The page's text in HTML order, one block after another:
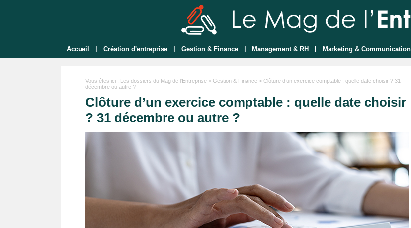
Accueil Création d'entreprise Gestion & Finance Management & RH Marketing & Communication
Vous êtes ici : Les dossiers du Mag de l'Entreprise > Gestion & Finance > Clôture d’un exercice comptable : quelle date choisir ? 31
décembre ou autre ?
Clôture d’un exercice comptable : quelle date choisir
? 31 décembre ou autre ?